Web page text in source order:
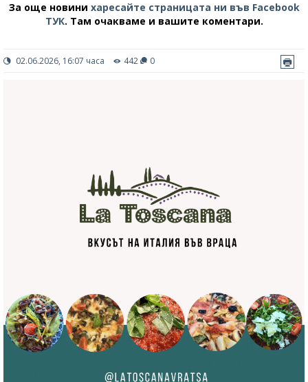
За още новини харесайте страницата ни във Facebook
ТУК. Там очакваме и вашите коментари.
02.06.2026, 16:07 часа 442 0